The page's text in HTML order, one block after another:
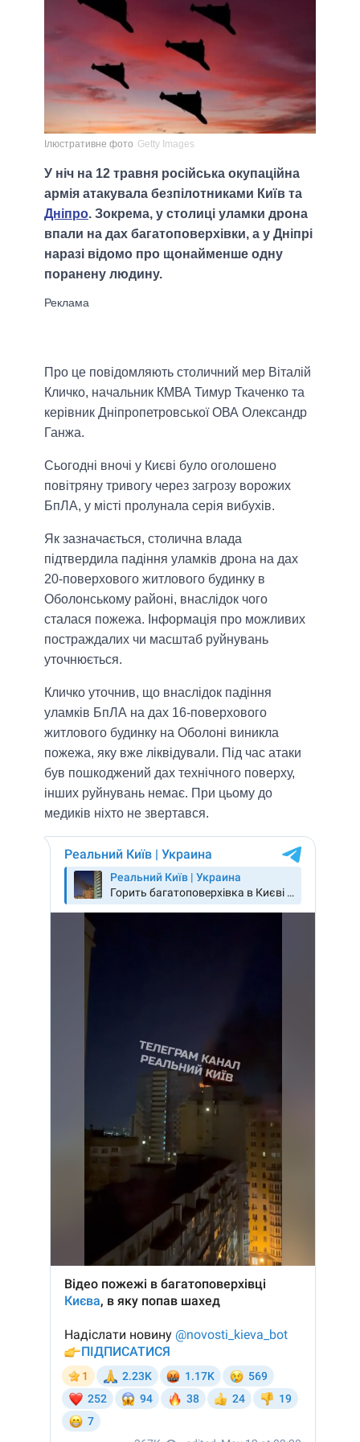
Ілюстративне фото Getty Images
У ніч на 12 травня російська окупаційна
армія атакувала безпілотниками Київ та
Дніпро. Зокрема, у столиці уламки дрона
впали на дах багатоповерхівки, а у Дніпрі
наразі відомо про щонайменше одну
поранену людину.
Про це повідомляють столичний мер Віталій
Кличко, начальник КМВА Тимур Ткаченко та
керівник Дніпропетровської ОВА Олександр
Ганжа.
Сьогодні вночі у Києві було оголошено
повітряну тривогу через загрозу ворожих
БпЛА, у місті пролунала серія вибухів.
Як зазначається, столична влада
підтвердила падіння уламків дрона на дах
20-поверхового житлового будинку в
Оболонському районі, внаслідок чого
сталася пожежа. Інформація про можливих
постраждалих чи масштаб руйнувань
уточнюється.
Кличко уточнив, що внаслідок падіння
уламків БпЛА на дах 16-поверхового
житлового будинку на Оболоні виникла
пожежа, яку вже ліквідували. Під час атаки
був пошкоджений дах технічного поверху,
інших руйнувань немає. При цьому до
медиків ніхто не звертався.